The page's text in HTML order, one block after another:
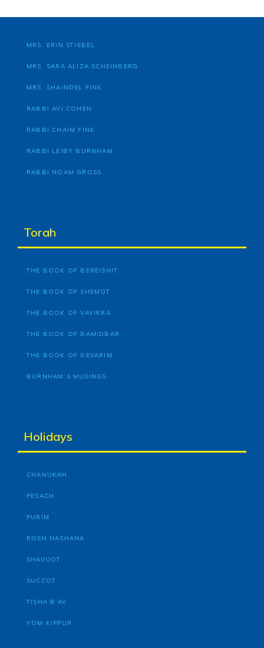
MRS. ERIN STIEBEL
MRS. SARA ALIZA SCHEINBERG
MRS. SHAINDEL FINK
RABBI AVI COHEN
RABBI CHAIM FINK
RABBI LEIBY BURNHAM
RABBI NOAM GROSS
Torah
THE BOOK OF BEREISHIT
THE BOOK OF SHEMOT
THE BOOK OF VAYIKRA
THE BOOK OF BAMIDBAR
THE BOOK OF DEVARIM
BURNHAM’S MUSINGS
Holidays
CHANUKAH
PESACH
PURIM
ROSH HASHANA
SHAVUOT
SUCCOT
TISHA B’AV
YOM KIPPUR